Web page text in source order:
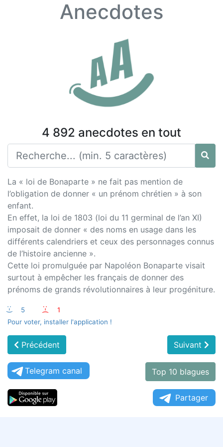
Anecdotes
4 892 anecdotes en tout
La « loi de Bonaparte » ne fait pas mention de
l’obligation de donner « un prénom chrétien » à son
enfant.
En effet, la loi de 1803 (loi du 11 germinal de l’an XI)
imposait de donner « des noms en usage dans les
différents calendriers et ceux des personnages connus
de l’histoire ancienne ».
Cette loi promulguée par Napoléon Bonaparte visait
surtout à empêcher les français de donner des
prénoms de grands révolutionnaires à leur progéniture.
:-) 5 :-(
1
Pour voter, installer l'application !
Précédent Suivant
Telegram canal Top 10 blagues
Partager